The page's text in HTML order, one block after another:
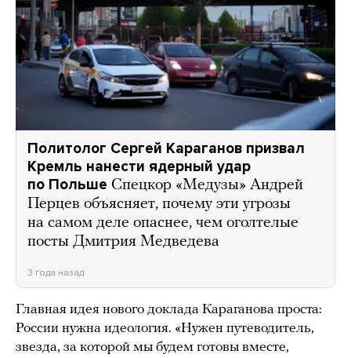
Политолог Сергей Караганов призвал
Кремль нанести ядерный удар
по Польше Спецкор «Медузы» Андрей
Перцев объясняет, почему эти угрозы
на самом деле опаснее, чем оголтелые
посты Дмитрия Медведева
3 года назад
Главная идея нового доклада Караганова проста:
России нужна идеология. «Нужен путеводитель,
звезда, за которой мы будем готовы вместе,